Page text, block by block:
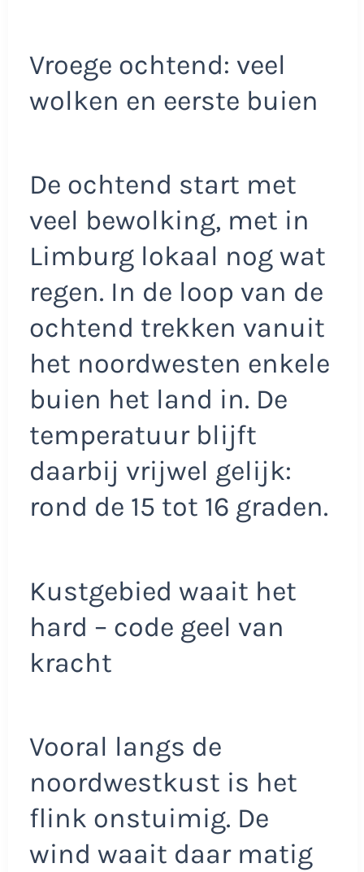
Vroege ochtend: veel
wolken en eerste buien
De ochtend start met
veel bewolking, met in
Limburg lokaal nog wat
regen. In de loop van de
ochtend trekken vanuit
het noordwesten enkele
buien het land in. De
temperatuur blijft
daarbij vrijwel gelijk:
rond de 15 tot 16 graden.
Kustgebied waait het
hard – code geel van
kracht
Vooral langs de
noordwestkust is het
flink onstuimig. De
wind waait daar matig